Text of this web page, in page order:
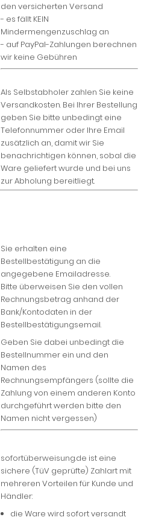
den versicherten Versand
- es fällt KEIN
Mindermengenzuschlag an
- auf PayPal-Zahlungen berechnen
wir keine Gebühren
Als Selbstabholer zahlen Sie keine
Versandkosten. Bei Ihrer Bestellung
geben Sie bitte unbedingt eine
Telefonnummer oder Ihre Email
zusätzlich an, damit wir Sie
benachrichtigen können, sobal die
Ware geliefert wurde und bei uns
zur Abholung bereitliegt.
Sie erhalten eine
Bestellbestätigung an die
angegebene Emailadresse.
Bitte überweisen Sie den vollen
Rechnungsbetrag anhand der
Bank/Kontodaten in der
Bestellbestätigungsemail.
Geben Sie dabei unbedingt die
Bestellnummer ein und den
Namen des
Rechnungsempfängers (sollte die
Zahlung von einem anderen Konto
durchgeführt werden bitte den
Namen nicht vergessen)
sofortüberweisung.de ist eine
sichere (TüV geprüfte) Zahlart mit
mehreren Vorteilen für Kunde und
Händler:
die Ware wird sofort versandt